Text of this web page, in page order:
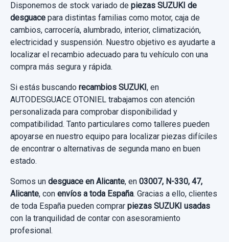
ELEVALUNAS DELANTERO DERECHO 2 PIN
ELEVALUNAS DELANTERO DERECHO 2 PIN
usado.
SUZUKI IGNIS RM (MH) BÁSICO
Garantía 1 año
Ref:602954
30,00 €
MANDO INTERMITENTES
Ref:657602
30,00 €
Sin IVA, gastos de envío no incluidos.
usado.
SUZUKI IGNIS RM (MH) BÁSICO
Garantía 1 año
757658
30,00 €
Sin IVA, gastos de envío no incluidos.
Consultar por whatsapp
Disponemos de stock variado de piezas SUZUKI de
desguace para distintas familias como motor, caja de
cambios, carrocería, alumbrado, interior, climatización,
electricidad y suspensión. Nuestro objetivo es ayudarte a
localizar el recambio adecuado para tu vehículo con una
compra más segura y rápida.
Si estás buscando recambios SUZUKI, en
AUTODESGUACE OTONIEL trabajamos con atención
personalizada para comprobar disponibilidad y
compatibilidad. Tanto particulares como talleres pueden
apoyarse en nuestro equipo para localizar piezas difíciles
de encontrar o alternativas de segunda mano en buen
estado.
Somos un desguace en Alicante, en 03007, N-330, 47,
Alicante, con envíos a toda España. Gracias a ello, clientes
de toda España pueden comprar piezas SUZUKI usadas
con la tranquilidad de contar con asesoramiento
profesional.